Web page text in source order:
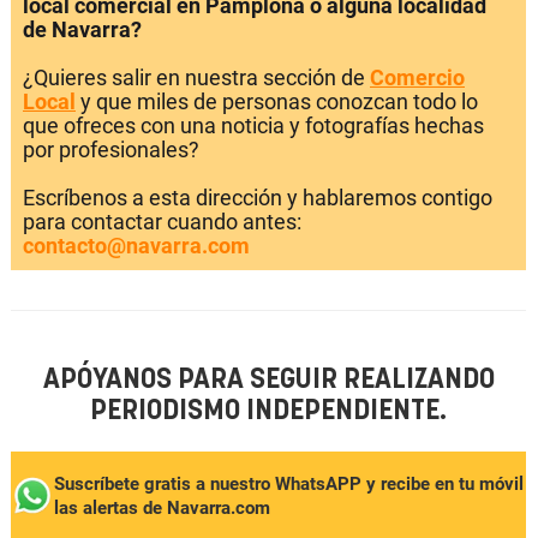
local comercial en Pamplona o alguna localidad
de Navarra?
¿Quieres salir en nuestra sección de Comercio
Local y que miles de personas conozcan todo lo
que ofreces con una noticia y fotografías hechas
por profesionales?
Escríbenos a esta dirección y hablaremos contigo
para contactar cuando antes:
contacto@navarra.com
APÓYANOS PARA SEGUIR REALIZANDO
PERIODISMO INDEPENDIENTE.
Suscríbete gratis a nuestro WhatsAPP y recibe en tu móvil
las alertas de Navarra.com